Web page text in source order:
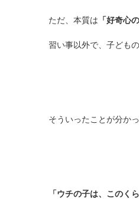
ただ、本質は 「好奇心
習い事以外で、子ども
そういったことが分か
「ウチの子は、このく